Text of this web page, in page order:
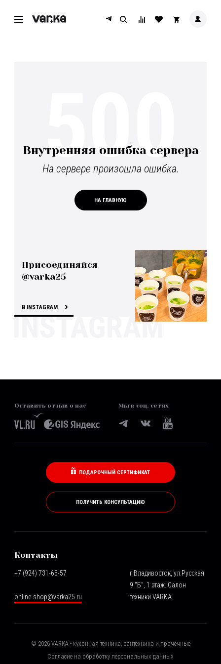
Внутренняя ошибка сервера
На сервере произошла ошибка.
НА ГЛАВНУЮ
500
Присоединяйся
@varka25
В INSTAGRAM
Оставить отзыв о нас Мы в соц. сетях
ПОДАРОЧНЫЙ СЕРТИФИКАТ
ПОЛУЧИТЬ КОНСУЛЬТАЦИЮ
Контакты
+7 (924) 731-65-57
online-shop@varka25.ru
г.Владивосток, ул.Русская
9 "Б", 1 этаж. Салон
техники VARKA
© 2026VARKA - кухонная техника, сантехника и прачечные
Согласие на обработку персональных данных